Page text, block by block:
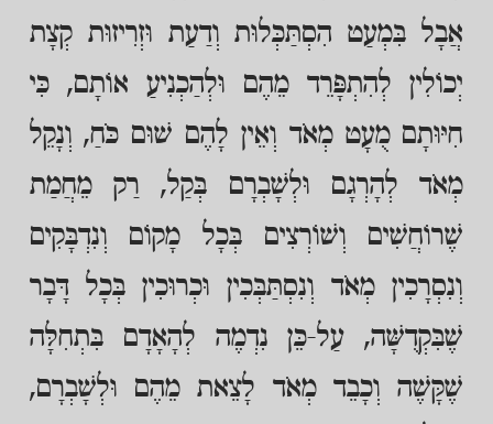
אֲבָל בִּמְעַט הִסְתַּכְּלוּת וְדַעַת וּזְרִיזוּת קְצָת
יְכוֹלִין לְהִתְפָּרֵד מֵהֶם וּלְהַכְנִיעַ אוֹתָם, כִּי
חִיּוּתָם מֻעָט מְאֹד וְאֵין לָהֶם שׁוּם כֹּחַ, וְנָקֵל
מְאֹד לְהָרְגָם וּלְשָׁבְרָם בְּקַל, רַק מֵחֲמַת
שֶׁרוֹחֲשִׁים וְשׁוֹרְצִים בְּכָל מָקוֹם וְנִדְבָּקִים
וְנִסְרָכִין מְאֹד וְנִסְתַּבְּכִין וּכְרוּכִין בְּכָל דָּבָר
שֶׁבִּקְדֻשָּׁה, עַל-כֵּן נִדְמֶה לְהָאָדָם בִּתְחִלָּה
שֶׁקָּשֶׁה וְכָבֵד מְאֹד לָצֵאת מֵהֶם וּלְשָׁבְרָם,